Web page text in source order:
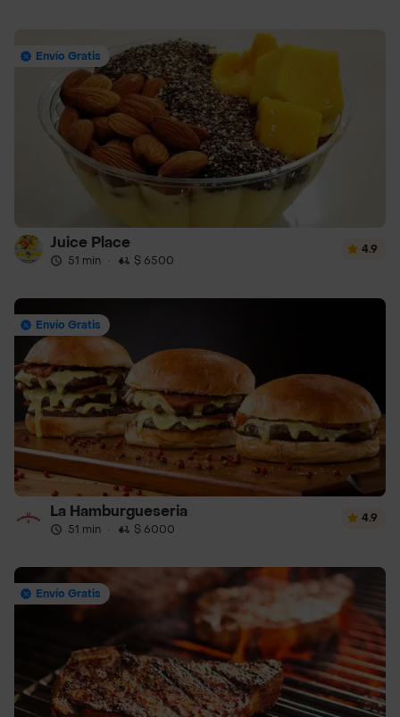
Envío Gratis
Juice Place
51 min · $ 6500
4.9
Envío Gratis
La Hamburgueseria
51 min · $ 6000
4.9
Envío Gratis